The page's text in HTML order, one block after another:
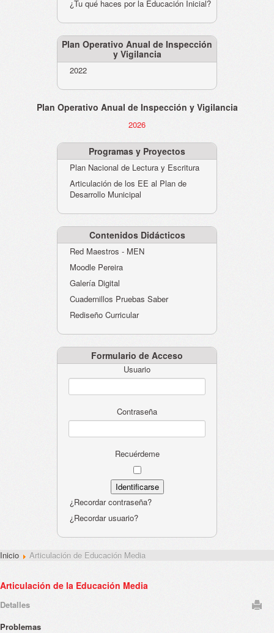
¿Tu qué haces por la Educación Inicial?
Plan Operativo Anual de Inspección
y Vigilancia
2022
Plan Operativo Anual de Inspección y Vigilancia
2026
Programas y Proyectos
Plan Nacional de Lectura y Escritura
Articulación de los EE al Plan de
Desarrollo Municipal
Contenidos Didácticos
Red Maestros - MEN
Moodle Pereira
Galería Digital
Cuadernillos Pruebas Saber
Rediseño Curricular
Formulario de Acceso
Usuario
Contraseña
Recuérdeme
¿Recordar contraseña?
¿Recordar usuario?
Inicio Articulación de Educación Media
Articulación de la Educación Media
Detalles
Problemas